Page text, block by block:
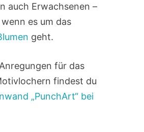
auch Erwachsenen –
es um das
geht.
für das
findest du
„PunchArt“ bei